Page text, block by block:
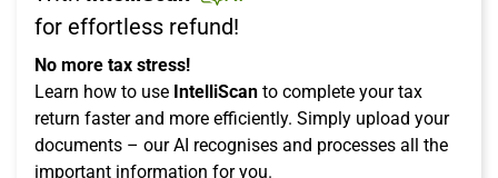
for effortless refund!
No more tax stress!
Learn how to use IntelliScan to complete your tax
return faster and more efficiently. Simply upload your
documents – our AI recognises and processes all the
important information for you.